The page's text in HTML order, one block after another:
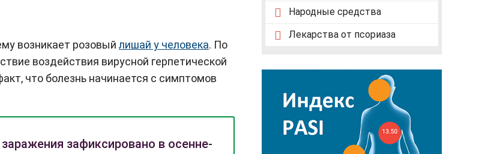
возникает розовый лишай у человека. По
воздействия вирусной герпетической
что болезнь начинается с симптомов
зафиксировано в осенне-
Народные средства
Лекарства от псориаза